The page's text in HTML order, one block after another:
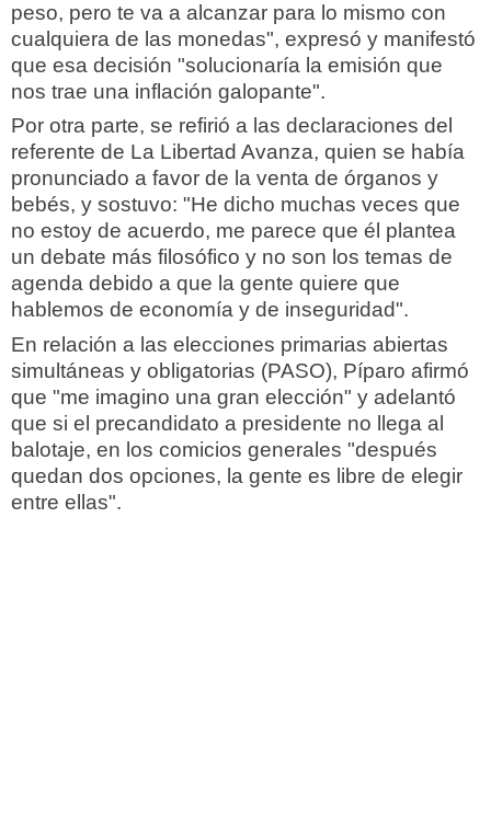
peso, pero te va a alcanzar para lo mismo con
cualquiera de las monedas", expresó y manifestó
que esa decisión "solucionaría la emisión que
nos trae una inflación galopante".
Por otra parte, se refirió a las declaraciones del
referente de La Libertad Avanza, quien se había
pronunciado a favor de la venta de órganos y
bebés, y sostuvo: "He dicho muchas veces que
no estoy de acuerdo, me parece que él plantea
un debate más filosófico y no son los temas de
agenda debido a que la gente quiere que
hablemos de economía y de inseguridad".
En relación a las elecciones primarias abiertas
simultáneas y obligatorias (PASO), Píparo afirmó
que "me imagino una gran elección" y adelantó
que si el precandidato a presidente no llega al
balotaje, en los comicios generales "después
quedan dos opciones, la gente es libre de elegir
entre ellas".